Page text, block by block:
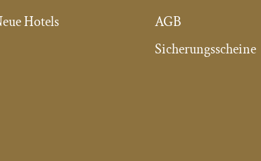
Hotels
AGB
Sicherungsscheine